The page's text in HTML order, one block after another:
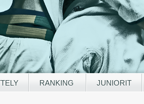
RANKING JUNIORIT